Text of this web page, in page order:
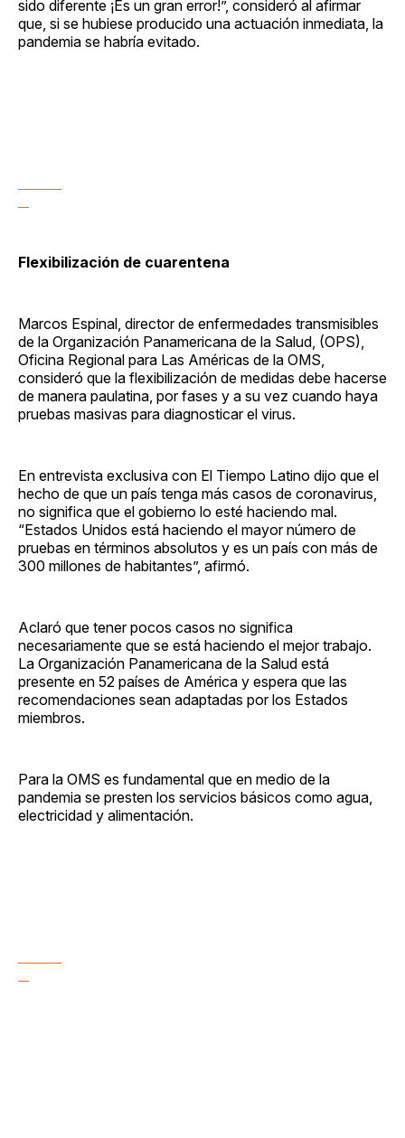
sido diferente ¡Es un gran error!”, consideró al afirmar
que, si se hubiese producido una actuación inmediata, la
pandemia se habría evitado.
Flexibilización de cuarentena
Marcos Espinal, director de enfermedades transmisibles
de la Organización Panamericana de la Salud, (OPS),
Oficina Regional para Las Américas de la OMS,
consideró que la flexibilización de medidas debe hacerse
de manera paulatina, por fases y a su vez cuando haya
pruebas masivas para diagnosticar el virus.
En entrevista exclusiva con El Tiempo Latino dijo que el
hecho de que un país tenga más casos de coronavirus,
no significa que el gobierno lo esté haciendo mal.
“Estados Unidos está haciendo el mayor número de
pruebas en términos absolutos y es un país con más de
300 millones de habitantes”, afirmó.
Aclaró que tener pocos casos no significa
necesariamente que se está haciendo el mejor trabajo.
La Organización Panamericana de la Salud está
presente en 52 países de América y espera que las
recomendaciones sean adaptadas por los Estados
miembros.
Para la OMS es fundamental que en medio de la
pandemia se presten los servicios básicos como agua,
electricidad y alimentación.